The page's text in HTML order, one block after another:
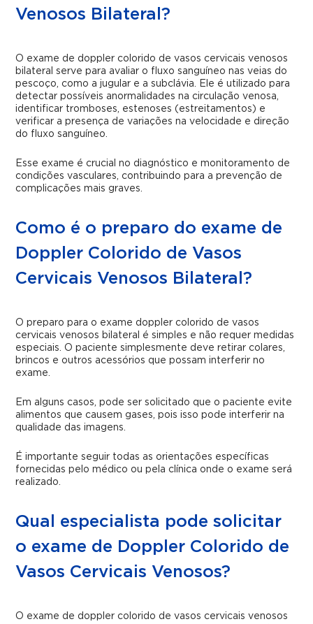
Venosos Bilateral?
O exame de doppler colorido de vasos cervicais venosos
bilateral serve para avaliar o fluxo sanguíneo nas veias do
pescoço, como a jugular e a subclávia. Ele é utilizado para
detectar possíveis anormalidades na circulação venosa,
identificar tromboses, estenoses (estreitamentos) e
verificar a presença de variações na velocidade e direção
do fluxo sanguíneo.
Esse exame é crucial no diagnóstico e monitoramento de
condições vasculares, contribuindo para a prevenção de
complicações mais graves.
Como é o preparo do exame de
Doppler Colorido de Vasos
Cervicais Venosos Bilateral?
O preparo para o exame doppler colorido de vasos
cervicais venosos bilateral é simples e não requer medidas
especiais. O paciente simplesmente deve retirar colares,
brincos e outros acessórios que possam interferir no
exame.
Em alguns casos, pode ser solicitado que o paciente evite
alimentos que causem gases, pois isso pode interferir na
qualidade das imagens.
É importante seguir todas as orientações específicas
fornecidas pelo médico ou pela clínica onde o exame será
realizado.
Qual especialista pode solicitar
o exame de Doppler Colorido de
Vasos Cervicais Venosos?
O exame de doppler colorido de vasos cervicais venosos